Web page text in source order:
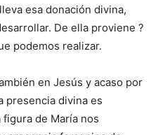
esa donación divina,
De ella proviene ?
podemos realizar.
en Jesús y acaso por
presencia divina es
de María nos